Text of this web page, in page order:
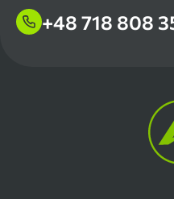
+48 718 808